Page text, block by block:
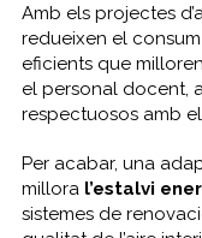
Amb els projectes
redueixen el
eficients que
el personal docent,
respectuosos amb
Per acabar, una
millora l’estalvi
sistemes de